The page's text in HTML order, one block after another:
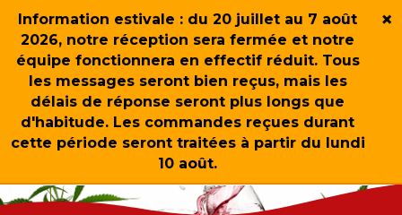
Information estivale : du 20 juillet au 7 août
2026, notre réception sera fermée et notre
équipe fonctionnera en effectif réduit. Tous
les messages seront bien reçus, mais les
délais de réponse seront plus longs que
d'habitude. Les commandes reçues durant
cette période seront traitées à partir du lundi
10 août.
×